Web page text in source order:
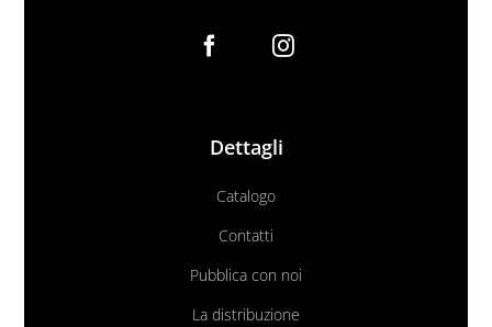
Dettagli
Catalogo
Contatti
Pubblica con noi
La distribuzione